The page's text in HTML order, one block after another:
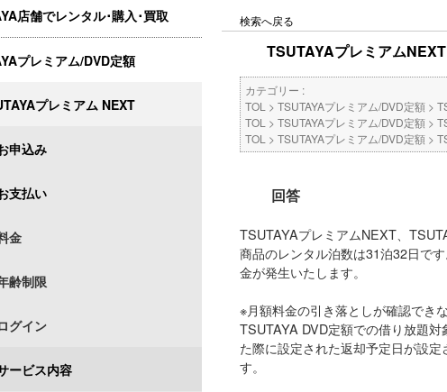
店舗でレンタル･購入･買取
プレミアム/DVD定額
プレミアム NEXT
申込み
支払い
金
齢制限
グイン
ービス内容
検索へ戻る
TSUTAYAプレミアム
カテゴリー :
TOL > TSUTAYAプレミアム/DVD定額 >
TOL > TSUTAYAプレミアム/DVD定額 >
TOL > TSUTAYAプレミアム/DVD定額 >
回答
TSUTAYAプレミアムNEXT、
商品のレンタル泊数は31泊32日で
金が発生いたします。
※月額料金の引き落としが確認でき
TSUTAYA DVD定額での借り放題
た際に設定された返却予定日が設
す。